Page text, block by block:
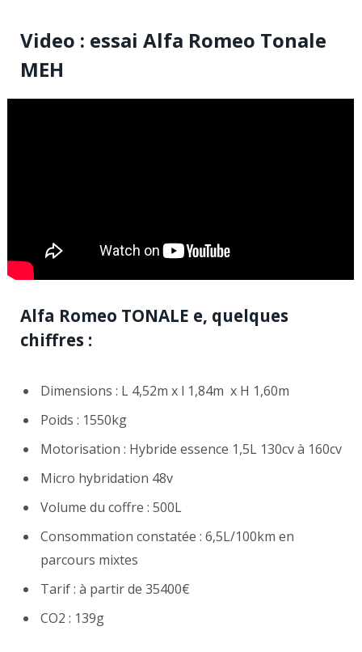
Video : essai Alfa Romeo Tonale
MEH
Alfa Romeo TONALE e, quelques
chiffres :
Dimensions : L 4,52m x l 1,84m x H 1,60m
Poids : 1550kg
Motorisation : Hybride essence 1,5L 130cv à 160cv
Micro hybridation 48v
Volume du coffre : 500L
Consommation constatée : 6,5L/100km en
parcours mixtes
Tarif : à partir de 35400€
CO2 : 139g